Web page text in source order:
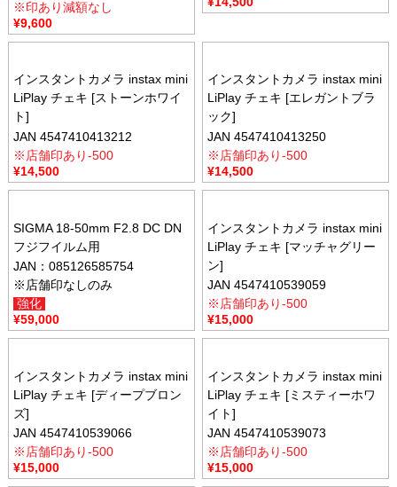
※印あり減額なし
¥9,600
インスタントカメラ instax mini
LiPlay チェキ [ストーンホワイ
ト]
JAN 4547410413212
※店舗印あり-500
¥14,500
インスタントカメラ instax mini
LiPlay チェキ [エレガントブラ
ック]
JAN 4547410413250
※店舗印あり-500
¥14,500
SIGMA 18-50mm F2.8 DC DN
フジフイルム用
JAN：085126585754
※店舗印なしのみ
強化
¥59,000
インスタントカメラ instax mini
LiPlay チェキ [マッチャグリー
ン]
JAN 4547410539059
※店舗印あり-500
¥15,000
インスタントカメラ instax mini
LiPlay チェキ [ディープブロン
ズ]
JAN 4547410539066
※店舗印あり-500
¥15,000
インスタントカメラ instax mini
LiPlay チェキ [ミスティーホワ
イト]
JAN 4547410539073
※店舗印あり-500
¥15,000